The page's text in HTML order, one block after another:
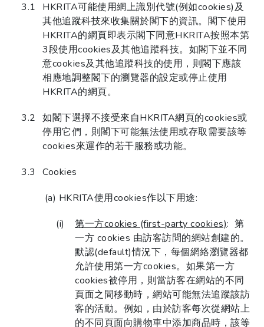
HKRITA可能使用網上識別代號(例如cookies)及
其他追蹤科技來收集關於閣下的資訊。閣下使用
HKRITA的網頁即表示閣下同意HKRITA按照本第
3段使用cookies及其他追蹤科技。如閣下並不同
意cookies及其他追蹤科技的使用，則閣下應該
相應地調整閣下的瀏覽器的設定或停止使用
HKRITA的網頁。
如閣下選擇不接受來自HKRITA網頁的cookies或
停用它們，則閣下可能無法使用或存取需要該等
cookies來運作的若干服務或功能。
Cookies
HKRITA使用cookies作以下用途:
第一方cookies (first-party cookies): 第
一方 cookies 由訪客訪問的網站創建的。
默認(default)情況下，每個網絡瀏覽器都
允許使用第一方cookies。如果第一方
cookies被停用，則當訪客在網站的不同
頁面之間移動時，網站可能無法追蹤該訪
客的活動。例如，由於訪客每次從網站上
的不同頁面向購物車中添加商品時，該等